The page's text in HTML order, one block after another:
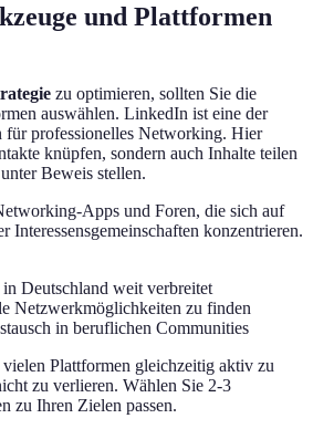
und Plattformen
zu optimieren, sollten Sie die
auswählen. LinkedIn ist eine der
für professionelles Networking. Hier
knüpfen, sondern auch Inhalte teilen
Beweis stellen.
Apps und Foren, die sich auf
Interessensgemeinschaften konzentrieren.
in Deutschland weit verbreitet
Netzwerkmöglichkeiten zu finden
in beruflichen Communities
Plattformen gleichzeitig aktiv zu
zu verlieren. Wählen Sie 2-3
zu Ihren Zielen passen.